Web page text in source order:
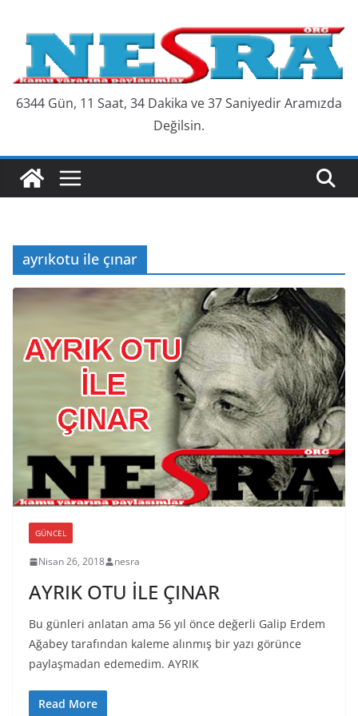
content
6344 Gün, 11 Saat, 34 Dakika ve 38 Saniyedir Aramızda
Değilsin.
ayrıkotu ile çınar
GÜNCEL
Nisan 26, 2018 nesra
AYRIK OTU İLE ÇINAR
Bu günleri anlatan ama 56 yıl önce değerli Galip Erdem
Ağabey tarafından kaleme alınmış bir yazı görünce
paylaşmadan edemedim. AYRIK
Read More